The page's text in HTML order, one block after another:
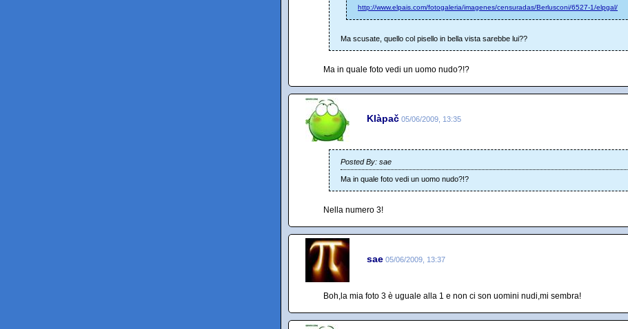
http://www.elpais.com/fotogaleria/imagenes/censuradas/Berlusconi/6527-1/elpgal/
Ma scusate, quello col pisello in bella vista sarebbe lui??
Ma in quale foto vedi un uomo nudo?!?
Klàpač 05/06/2009, 13:35
Posted By: sae
Ma in quale foto vedi un uomo nudo?!?
Nella numero 3!
sae 05/06/2009, 13:37
Boh,la mia foto 3 è uguale alla 1 e non ci son uomini nudi,mi sembra!